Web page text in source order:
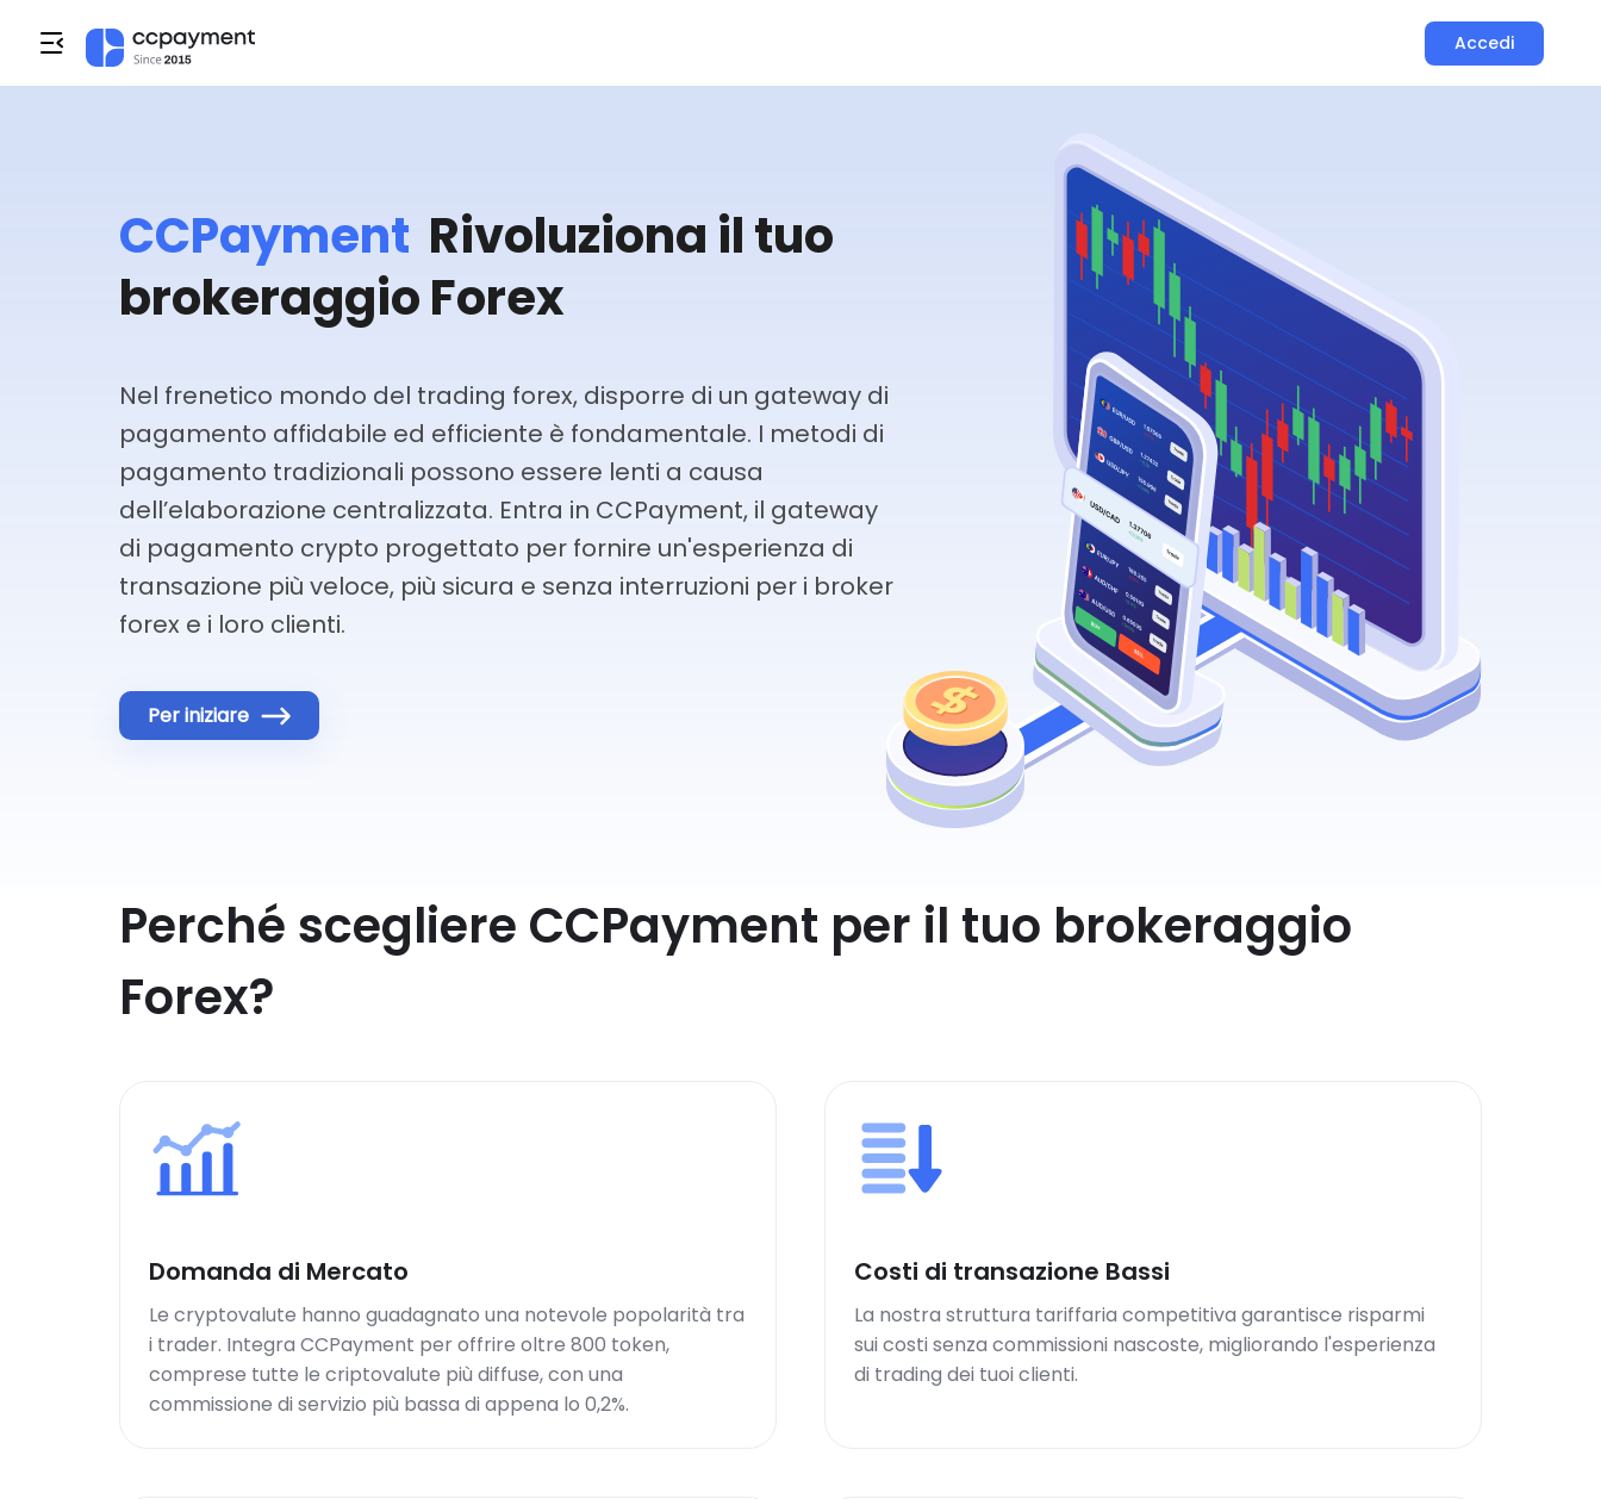
Accedi
CCPayment Rivoluziona il tuo
brokeraggio Forex
Nel frenetico mondo del trading forex, disporre di un gateway di
pagamento affidabile ed efficiente è fondamentale. I metodi di
pagamento tradizionali possono essere lenti a causa
dell’elaborazione centralizzata. Entra in CCPayment, il gateway
di pagamento crypto progettato per fornire un'esperienza di
transazione più veloce, più sicura e senza interruzioni per i broker
forex e i loro clienti.
Per iniziare
Perché scegliere CCPayment per il tuo brokeraggio
Forex?
Domanda di Mercato
Le cryptovalute hanno guadagnato una notevole popolarità tra
i trader. Integra CCPayment per offrire oltre 800 token,
comprese tutte le criptovalute più diffuse, con una
commissione di servizio più bassa di appena lo 0,2%.
Costi di transazione Bassi
La nostra struttura tariffaria competitiva garantisce risparmi
sui costi senza commissioni nascoste, migliorando l'esperienza
di trading dei tuoi clienti.